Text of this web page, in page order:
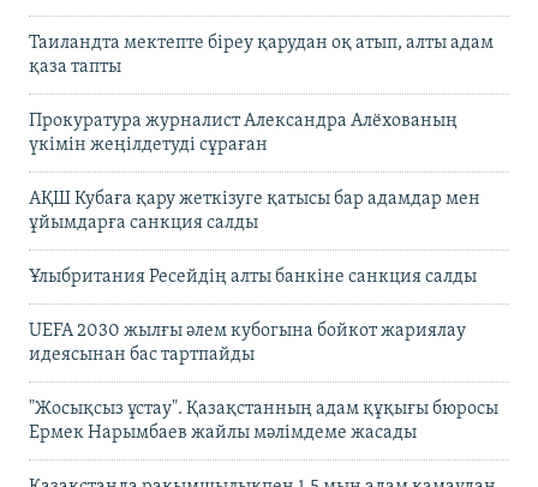
Таиландта мектепте біреу қарудан оқ атып, алты адам
қаза тапты
Прокуратура журналист Александра Алёхованың
үкімін жеңілдетуді сұраған
АҚШ Кубаға қару жеткізуге қатысы бар адамдар мен
ұйымдарға санкция салды
Ұлыбритания Ресейдің алты банкіне санкция салды
UEFA 2030 жылғы әлем кубогына бойкот жариялау
идеясынан бас тартпайды
"Жосықсыз ұстау". Қазақстанның адам құқығы бюросы
Ермек Нарымбаев жайлы мәлімдеме жасады